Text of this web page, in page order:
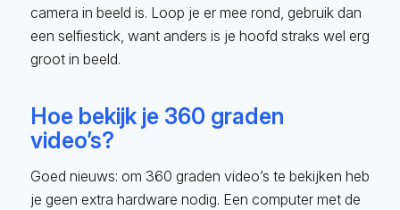
camera in beeld is. Loop je er mee rond, gebruik dan
een selfiestick, want anders is je hoofd straks wel erg
groot in beeld.
Hoe bekijk je 360 graden
video’s?
Goed nieuws: om 360 graden video’s te bekijken heb
je geen extra hardware nodig. Een computer met de